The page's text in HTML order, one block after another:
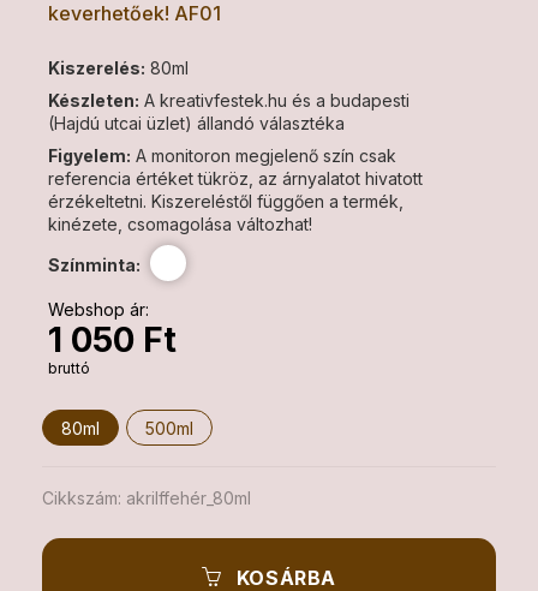
keverhetőek! AF01
Kiszerelés: 80ml
Készleten: A kreativfestek.hu és a budapesti
(Hajdú utcai üzlet) állandó választéka
Figyelem: A monitoron megjelenő szín csak
referencia értéket tükröz, az árnyalatot hivatott
érzékeltetni. Kiszereléstől függően a termék,
kinézete, csomagolása változhat!
Színminta:
Webshop ár:
1 050 Ft
bruttó
80ml 500ml
Cikkszám: akrilffehér_80ml
KOSÁRBA